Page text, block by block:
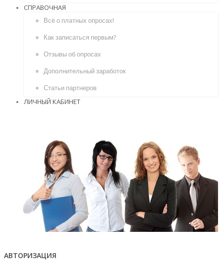
СПРАВОЧНАЯ
Всё о платных опросах!
Как записаться первым?
Отзывы об опросах
Дополнительный заработок
Статьи партнеров
ЛИЧНЫЙ КАБИНЕТ
АВТОРИЗАЦИЯ